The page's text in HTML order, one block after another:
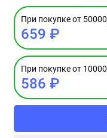
При покупке от
659 ₽
При покупке от
586 ₽